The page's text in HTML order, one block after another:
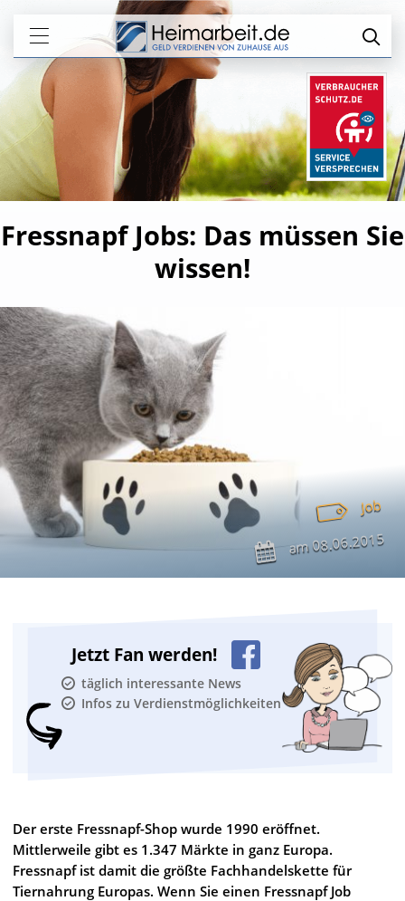
Fressnapf Jobs: Das müssen Sie
wissen!
Job
am08.06.2015
Jetzt Fan werden!
täglich interessante News
Infos zu Verdienstmöglichkeiten
Der erste Fressnapf-Shop wurde 1990 eröffnet.
Mittlerweile gibt es 1.347 Märkte in ganz Europa.
Fressnapf ist damit die größte Fachhandelskette für
Tiernahrung Europas. Wenn Sie einen Fressnapf Job